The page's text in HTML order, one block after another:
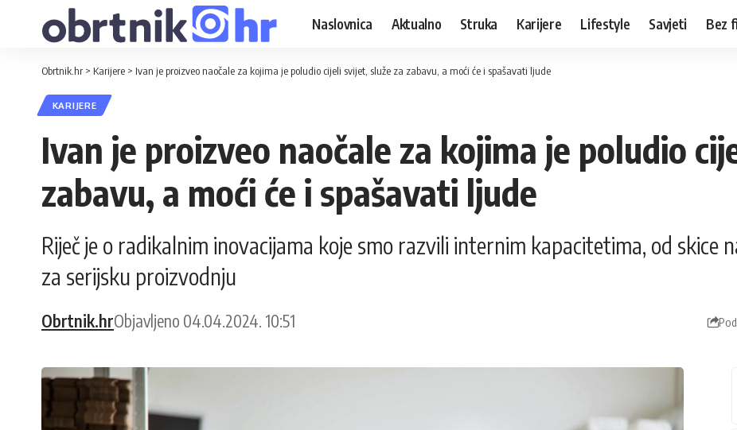
Naslovnica Aktualno Struka Karijere Lifestyle Savjeti Bez
Obrtnik.hr > Karijere > Ivan je proizveo naočale za kojima je poludio cijeli svijet, služe za zabavu, a moći će i spašavati ljude
KARIJERE
Ivan je proizveo naočale za kojima je poludio
zabavu, a moći će i spašavati ljude
Riječ je o radikalnim inovacijama koje smo razvili internim kapacitetima, od skice
za serijsku proizvodnju
Obrtnik.hrObjavljeno 04.04.2024. 10:51